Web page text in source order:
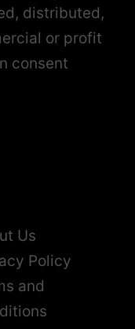
distributed,
or profit
consent
Us
Policy
and